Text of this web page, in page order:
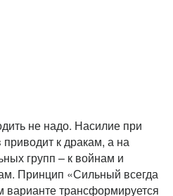
не надо. Насилие при
к дракам, а на
групп – к войнам и
Принцип «Сильный всегда
варианте трансформируется